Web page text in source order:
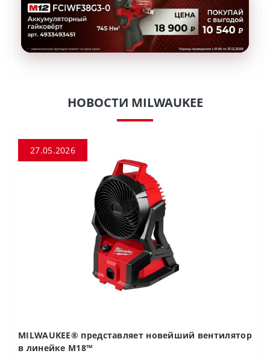
НОВОСТИ MILWAUKEE
27.05.2026
MILWAUKEE® представляет новейший вентилятор
в линейке M18™